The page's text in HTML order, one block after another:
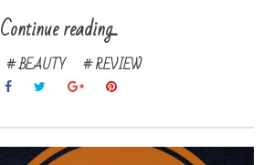
Continue reading...
# BEAUTY # REVIEW